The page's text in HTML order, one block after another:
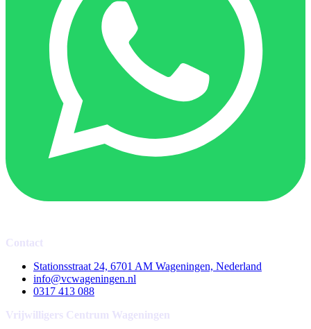
Contact
Stationsstraat 24, 6701 AM Wageningen, Nederland
info@vcwageningen.nl
0317 413 088
Vrijwilligers Centrum Wageningen